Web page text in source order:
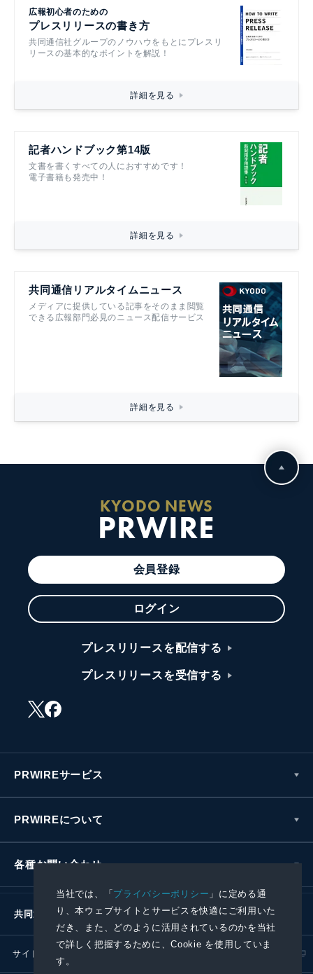
当社では、「プライバシーポリシー 」に定める通
り、本ウェブサイトとサービスを快適にご利用いた
だき、また、どのように活用されているのかを当社
で詳しく把握するために、Cookie を使用していま
す。
広報初心者のための
プレスリリースの書き方
共同通信社グループのノウハウをもとにプレスリ
リースの基本的なポイントを解説！
詳細を見る
記者ハンドブック第14版
文書を書くすべての人におすすめです！
電子書籍も発売中！
詳細を見る
共同通信リアルタイムニュース
メディアに提供している記事をそのまま閲覧
できる広報部門必見のニュース配信サービス
詳細を見る
KYODO NEWS
PRWIRE
会員登録
ログイン
プレスリリースを配信する
プレスリリースを受信する
PRWIREサービス
PRWIREについて
各種お問い合わせ
共同通信社グループ
サイトポリシー